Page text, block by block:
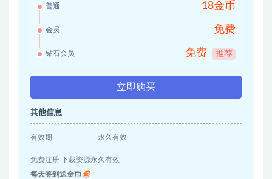
普通 18金币
会员 免费
钻石会员 免费 推荐
立即购买
其他信息
有效期 永久有效
免费注册 下载资源永久有效
每天签到送金币